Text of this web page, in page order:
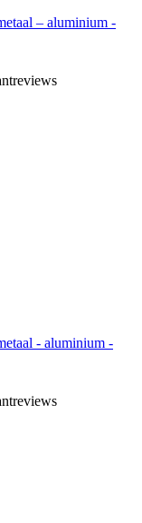
– aluminium -
- aluminium -